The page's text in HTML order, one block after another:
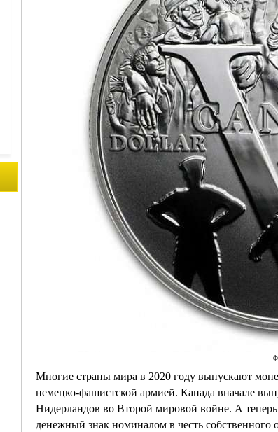
Многие страны мира в 2020 году выпускают
немецко-фашистской армией. Канада вначале
Нидерландов во Второй мировой войне. А
денежный знак номиналом в честь собственного